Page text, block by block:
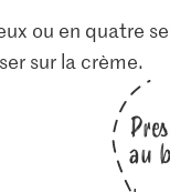
ou en quatre
sur la crème.
au